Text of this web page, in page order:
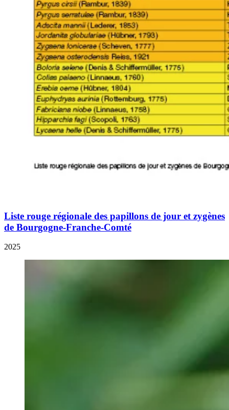
Liste rouge régionale des papillons de jour et zygènes
de Bourgogne-Franche-Comté
2025